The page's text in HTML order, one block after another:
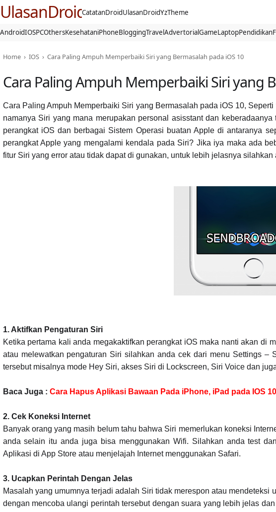
UlasanDroidCatatanDroidUlasanDroidYzTheme
AndroidIOSPCOthersKesehataniPhoneBloggingTravelAdvertorialGameLaptopPendidikan
Home › IOS › Cara Paling Ampuh Memperbaiki Siri yang Bermasalah pada iOS 10
Cara Paling Ampuh Memperbaiki Siri yang
Cara Paling Ampuh Memperbaiki Siri yang Bermasalah pada iOS 10,
namanya Siri yang mana merupakan personal asisstant dan
perangkat iOS dan berbagai Sistem Operasi buatan Apple di antaranya
perangkat Apple yang mengalami kendala pada Siri? Jika iya maka ada
fitur Siri yang error atau tidak dapat di gunakan, untuk lebih jelasnya
1. Aktifkan Pengaturan Siri
Ketika pertama kali anda megakaktifkan perangkat iOS maka nanti akan di
atau melewatkan pengaturan Siri silahkan anda cek dari menu Settings
tersebut misalnya mode Hey Siri, akses Siri di Lockscreen, Siri Voice dan
Baca Juga : Cara Hapus Aplikasi Bawaan Pada iPhone, iPad pada IOS 10
2. Cek Koneksi Internet
Banyak orang yang masih belum tahu bahwa Siri memerlukan koneksi
anda selain itu anda juga bisa menggunakan Wifi. Silahkan anda test
Aplikasi di App Store atau menjelajah Internet menggunakan Safari.
3. Ucapkan Perintah Dengan Jelas
Masalah yang umumnya terjadi adalah Siri tidak merespon atau
dengan mencoba ulangi perintah tersebut dengan suara yang lebih jelas